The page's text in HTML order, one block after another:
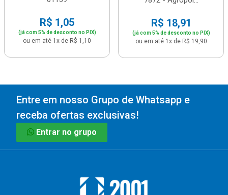
R$ 1,05
(já com 5% de desconto no PIX)
ou em até 1x de R$ 1,10
R$ 18,91
(já com 5% de desconto no PIX)
ou em até 1x de R$ 19,90
Entre em nosso Grupo de Whatsapp e
receba ofertas exclusivas!
Entrar no grupo